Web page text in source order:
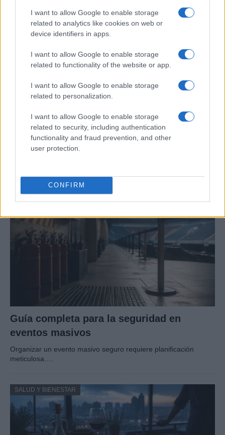
I want to allow Google to enable storage
related to analytics like cookies on web or
device identifiers in apps.
I want to allow Google to enable storage
related to functionality of the website or app.
I want to allow Google to enable storage
related to personalization.
I want to allow Google to enable storage
related to security, including authentication
functionality and fraud prevention, and other
user protection.
CONFIRM
SALUD Y BIENESTAR
Guía para delegar tareas y evitar la
sobrecarga emocional
SALUD Y BIENESTAR
Guía completa para la seguridad en
eventos masivos
Organizar un evento masivo seguro requiere planificación
meticulosa.…
SALUD Y BIENESTAR